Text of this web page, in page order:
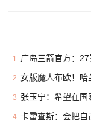
1 广岛三箭官方：
2 女版魔人布欧！哈
3 张玉宁：希望在国
4 卡雷查斯：会把